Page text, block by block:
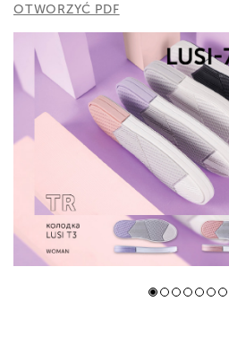
OTWORZYĆ PDF